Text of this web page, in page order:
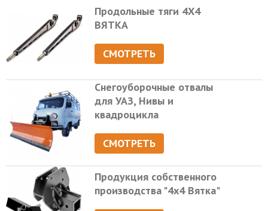
Продольные тяги 4Х4
ВЯТКА
СМОТРЕТЬ
Снегоуборочные отвалы
для УАЗ, Нивы и
квадроцикла
СМОТРЕТЬ
Продукция собственного
производства "4х4 Вятка"